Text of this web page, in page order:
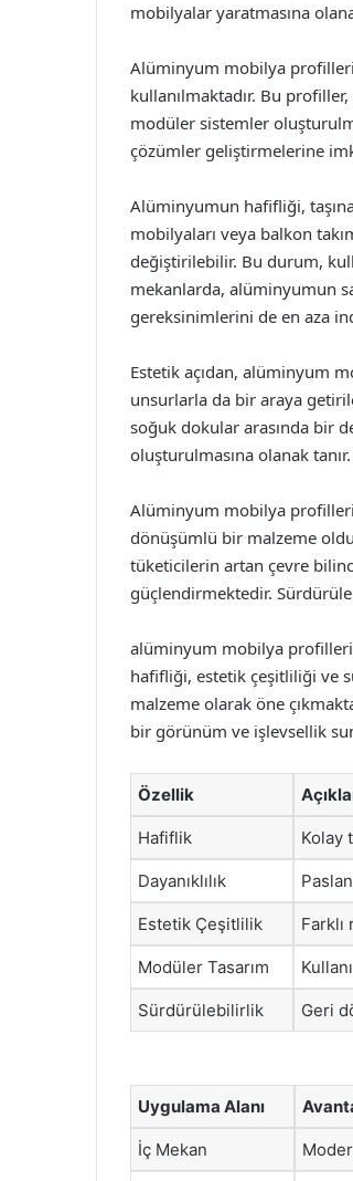
mobilyalar yaratmasına
Alüminyum mobilya
kullanılmaktadır. Bu
modüler sistemler
çözümler geliştirmelerine
Alüminyumun hafifliği,
mobilyaları veya balkon
değiştirilebilir. Bu durum,
mekanlarda, alüminyumun
gereksinimlerini de en aza
Estetik açıdan, alüminyum
unsurlarla da bir araya
soğuk dokular arasında bir
oluşturulmasına olanak
Alüminyum mobilya
dönüşümlü bir malzeme
tüketicilerin artan çevre
güçlendirmektedir.
alüminyum mobilya profilleri,
hafifliği, estetik çeşitliliği ve
malzeme olarak öne
bir görünüm ve işlevsellik
Özellik
Hafiflik Kolay
Dayanıklılık
Estetik Çeşitlilik
Modüler Tasarım
Sürdürülebilirlik Geri
Uygulama Alanı
İç Mekan